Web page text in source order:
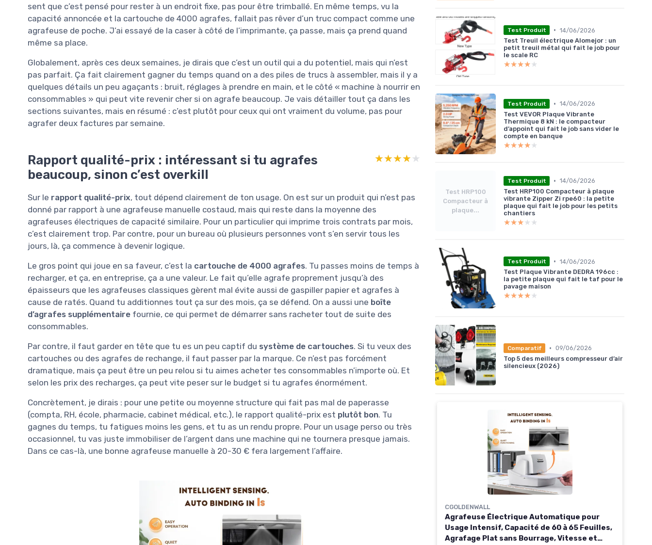
sent que c’est pensé pour rester à un endroit fixe, pas pour être trimballé. En même temps, vu la
capacité annoncée et la cartouche de 4000 agrafes, fallait pas rêver d’un truc compact comme une
agrafeuse de poche. J’ai essayé de la caser à côté de l’imprimante, ça passe, mais ça prend quand
même sa place.
Globalement, après ces deux semaines, je dirais que c’est un outil qui a du potentiel, mais qui n’est
pas parfait. Ça fait clairement gagner du temps quand on a des piles de trucs à assembler, mais il y a
quelques détails un peu agaçants : bruit, réglages à prendre en main, et le côté « machine à nourrir en
consommables » qui peut vite revenir cher si on agrafe beaucoup. Je vais détailler tout ça dans les
sections suivantes, mais en résumé : c’est plutôt pour ceux qui ont vraiment du volume, pas pour
agrafer deux factures par semaine.
Rapport qualité-prix : intéressant si tu agrafes
beaucoup, sinon c’est overkill
★★★★★
★★★★★
Sur le rapport qualité-prix, tout dépend clairement de ton usage. On est sur un produit qui n’est pas
donné par rapport à une agrafeuse manuelle costaud, mais qui reste dans la moyenne des
agrafeuses électriques de capacité similaire. Pour un particulier qui imprime trois contrats par mois,
c’est clairement trop. Par contre, pour un bureau où plusieurs personnes vont s’en servir tous les
jours, là, ça commence à devenir logique.
Le gros point qui joue en sa faveur, c’est la cartouche de 4000 agrafes. Tu passes moins de temps à
recharger, et ça, en entreprise, ça a une valeur. Le fait qu’elle agrafe proprement jusqu’à des
épaisseurs que les agrafeuses classiques gèrent mal évite aussi de gaspiller papier et agrafes à
cause de ratés. Quand tu additionnes tout ça sur des mois, ça se défend. On a aussi une boîte
d’agrafes supplémentaire fournie, ce qui permet de démarrer sans racheter tout de suite des
consommables.
Par contre, il faut garder en tête que tu es un peu captif du système de cartouches. Si tu veux des
cartouches ou des agrafes de rechange, il faut passer par la marque. Ce n’est pas forcément
dramatique, mais ça peut être un peu relou si tu aimes acheter tes consommables n’importe où. Et
selon les prix des recharges, ça peut vite peser sur le budget si tu agrafes énormément.
Concrètement, je dirais : pour une petite ou moyenne structure qui fait pas mal de paperasse
(compta, RH, école, pharmacie, cabinet médical, etc.), le rapport qualité-prix est plutôt bon. Tu
gagnes du temps, tu fatigues moins les gens, et tu as un rendu propre. Pour un usage perso ou très
occasionnel, tu vas juste immobiliser de l’argent dans une machine qui ne tournera presque jamais.
Dans ce cas-là, une bonne agrafeuse manuelle à 20-30 € fera largement l’affaire.
Test Produit • 14/06/2026
Test Treuil électrique Alomejor : un
petit treuil métal qui fait le job pour
le scale RC
★★★★★
★★★★★
Test Produit • 14/06/2026
Test VEVOR Plaque Vibrante
Thermique 8 kN : le compacteur
d’appoint qui fait le job sans vider le
compte en banque
★★★★★
★★★★★
Test HRP100
Compacteur à
plaque...
Test Produit • 14/06/2026
Test HRP100 Compacteur à plaque
vibrante Zipper Zi rpe60 : la petite
plaque qui fait le job pour les petits
chantiers
★★★★★
★★★★★
Test Produit • 14/06/2026
Test Plaque Vibrante DEDRA 196cc :
la petite plaque qui fait le taf pour le
pavage maison
★★★★★
★★★★★
Comparatif • 09/06/2026
Top 5 des meilleurs compresseur d’air
silencieux (2026)
CGOLDENWALL
Agrafeuse Électrique Automatique pour
Usage Intensif, Capacité de 60 à 65 Feuilles,
Agrafage Plat sans Bourrage, Vitesse et